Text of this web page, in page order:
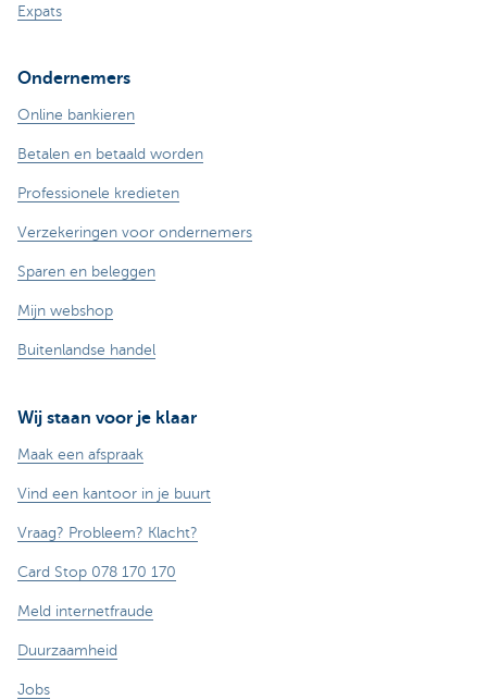
Expats
Ondernemers
Online bankieren
Betalen en betaald worden
Professionele kredieten
Verzekeringen voor ondernemers
Sparen en beleggen
Mijn webshop
Buitenlandse handel
Wij staan voor je klaar
Maak een afspraak
Vind een kantoor in je buurt
Vraag? Probleem? Klacht?
Card Stop 078 170 170
Meld internetfraude
Duurzaamheid
Jobs